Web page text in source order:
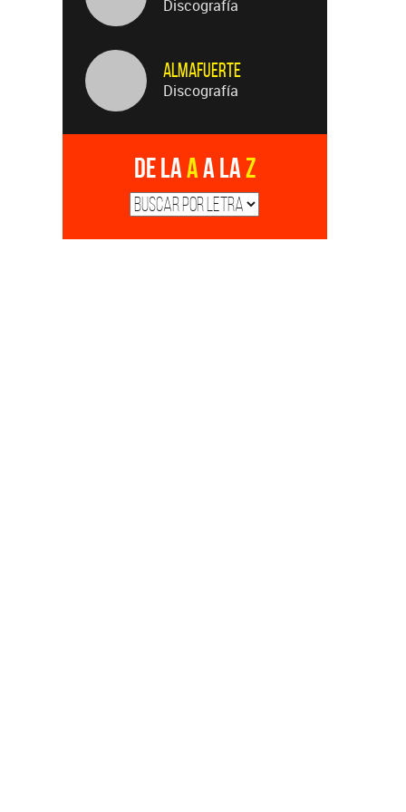
Discografía
Almafuerte
Discografía
De laAa laZ